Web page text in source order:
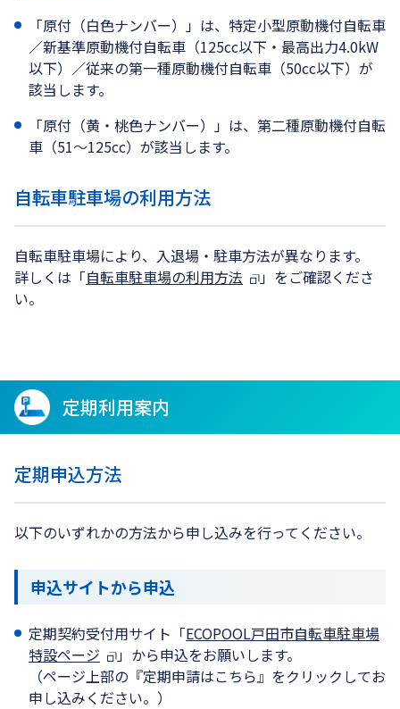
「原付（白色ナンバー）」は、特定小型原動機付自転車
／新基準原動機付自転車（125cc以下・最高出力4.0kW
以下）／従来の第一種原動機付自転車（50cc以下）が
該当します。
「原付（黄・桃色ナンバー）」は、第二種原動機付自転
車（51～125cc）が該当します。
自転車駐車場の利用方法
自転車駐車場により、入退場・駐車方法が異なります。
詳しくは「自転車駐車場の利用方法
」をご確認くださ
い。
定期利用案内
定期申込方法
以下のいずれかの方法から申し込みを行ってください。
申込サイトから申込
定期契約受付用サイト「ECOPOOL戸田市自転車駐車場
特設ページ
」から申込をお願いします。
（ページ上部の『定期申請はこちら』をクリックしてお
申し込みください。）